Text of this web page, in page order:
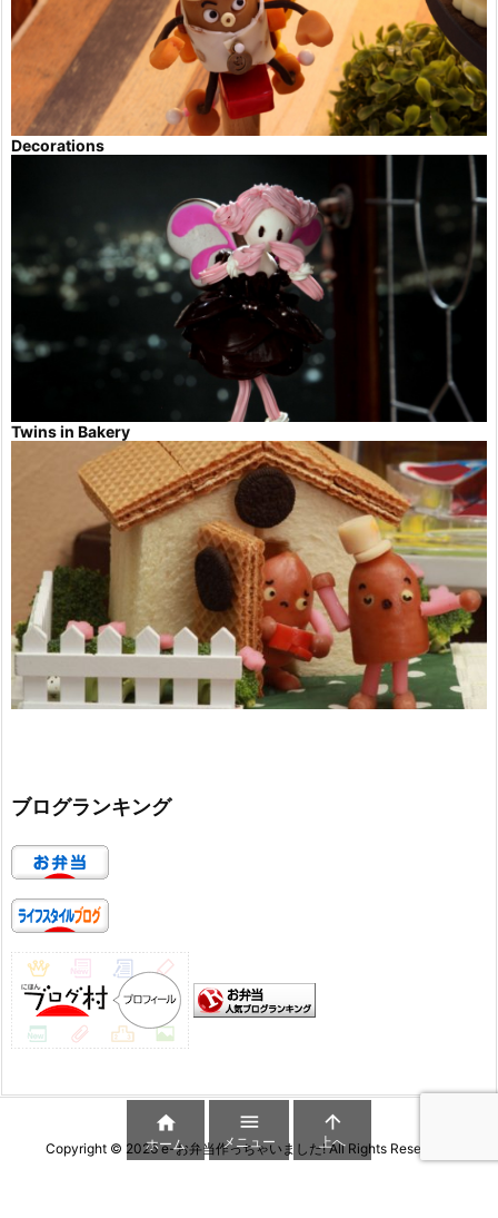
Decorations
Twins in Bakery
ブログランキング
Copyright © 2026 e-お弁当作っちゃいました!All Rights Reserved.

ホーム

メニュー

上へ